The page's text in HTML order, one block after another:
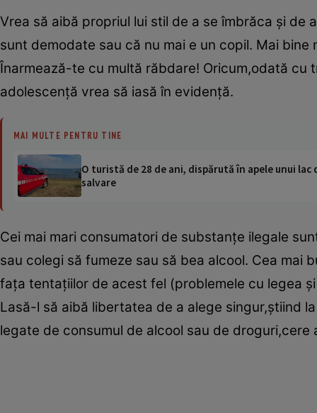
Vrea să aibă propriul lui stil de a se îmbrăca şi de
sunt demodate sau că nu mai e un copil. Mai
Înarmează-te cu multă răbdare! Oricum,odată cu
adolescenţă vrea să iasă în evidenţă.
MAI MULTE PENTRU TINE
O turistă de 28 de ani, dispărută în apele unui
salvare
Cei mai mari consumatori de substanţe ilegale
sau colegi să fumeze sau să bea alcool. Cea mai
faţa tentaţiilor de acest fel (problemele cu legea
Lasă-l să aibă libertatea de a alege singur,ştiind
legate de consumul de alcool sau de droguri,cere